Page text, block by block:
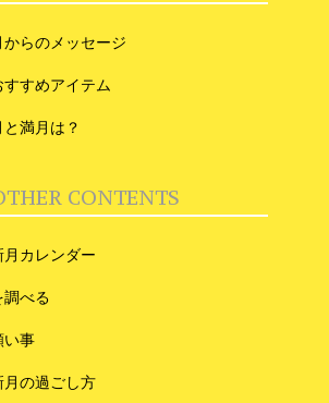
からのメッセージ
すすめアイテム
満月は？
CONTENTS
月カレンダー
調べる
い事
月の過ごし方